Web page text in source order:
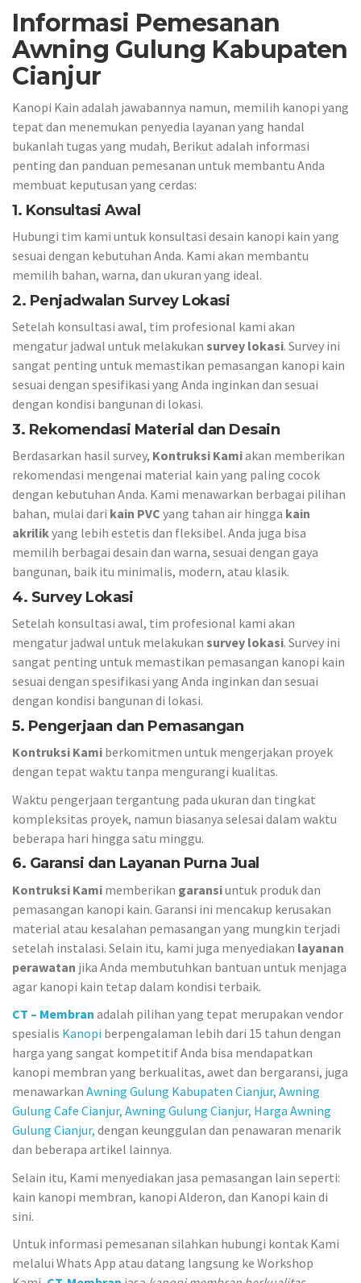
Informasi Pemesanan
Awning Gulung Kabupaten
Cianjur
Kanopi Kain adalah jawabannya namun, memilih kanopi yang
tepat dan menemukan penyedia layanan yang handal
bukanlah tugas yang mudah, Berikut adalah informasi
penting dan panduan pemesanan untuk membantu Anda
membuat keputusan yang cerdas:
1. Konsultasi Awal
Hubungi tim kami untuk konsultasi desain kanopi kain yang
sesuai dengan kebutuhan Anda. Kami akan membantu
memilih bahan, warna, dan ukuran yang ideal.
2. Penjadwalan Survey Lokasi
Setelah konsultasi awal, tim profesional kami akan
mengatur jadwal untuk melakukan survey lokasi. Survey ini
sangat penting untuk memastikan pemasangan kanopi kain
sesuai dengan spesifikasi yang Anda inginkan dan sesuai
dengan kondisi bangunan di lokasi.
3. Rekomendasi Material dan Desain
Berdasarkan hasil survey, Kontruksi Kamiakan memberikan
rekomendasi mengenai material kain yang paling cocok
dengan kebutuhan Anda. Kami menawarkan berbagai pilihan
bahan, mulai dari kain PVC yang tahan air hingga kain
akrilikyang lebih estetis dan fleksibel. Anda juga bisa
memilih berbagai desain dan warna, sesuai dengan gaya
bangunan, baik itu minimalis, modern, atau klasik.
4. Survey Lokasi
Setelah konsultasi awal, tim profesional kami akan
mengatur jadwal untuk melakukan survey lokasi. Survey ini
sangat penting untuk memastikan pemasangan kanopi kain
sesuai dengan spesifikasi yang Anda inginkan dan sesuai
dengan kondisi bangunan di lokasi.
5. Pengerjaan dan Pemasangan
Kontruksi Kami berkomitmen untuk mengerjakan proyek
dengan tepat waktu tanpa mengurangi kualitas.
Waktu pengerjaan tergantung pada ukuran dan tingkat
kompleksitas proyek, namun biasanya selesai dalam waktu
beberapa hari hingga satu minggu.
6. Garansi dan Layanan Purna Jual
Kontruksi Kami memberikan garansiuntuk produk dan
pemasangan kanopi kain. Garansi ini mencakup kerusakan
material atau kesalahan pemasangan yang mungkin terjadi
setelah instalasi. Selain itu, kami juga menyediakan layanan
perawatan jika Anda membutuhkan bantuan untuk menjaga
agar kanopi kain tetap dalam kondisi terbaik.
CT – Membran adalah pilihan yang tepat merupakan vendor
spesialis Kanopi berpengalaman lebih dari 15 tahun dengan
harga yang sangat kompetitif Anda bisa mendapatkan
kanopi membran yang berkualitas, awet dan bergaransi, juga
menawarkan Awning Gulung Kabupaten Cianjur, Awning
Gulung Cafe Cianjur, Awning Gulung Cianjur, Harga Awning
Gulung Cianjur, dengan keunggulan dan penawaran menarik
dan beberapa artikel lainnya.
Selain itu, Kami menyediakan jasa pemasangan lain seperti:
kain kanopi membran, kanopi Alderon, dan Kanopi kain di
sini.
Untuk informasi pemesanan silahkan hubungi kontak Kami
melalui Whats App atau datang langsung ke Workshop